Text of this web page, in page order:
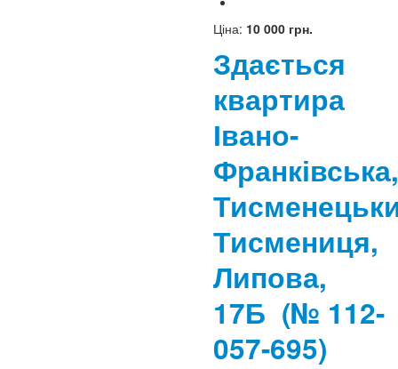
Ціна: 10 000 грн.
Здається
квартира
Івано-
Франківська,
Тисмениця,
Липова,
17Б (№ 112-
057-695)